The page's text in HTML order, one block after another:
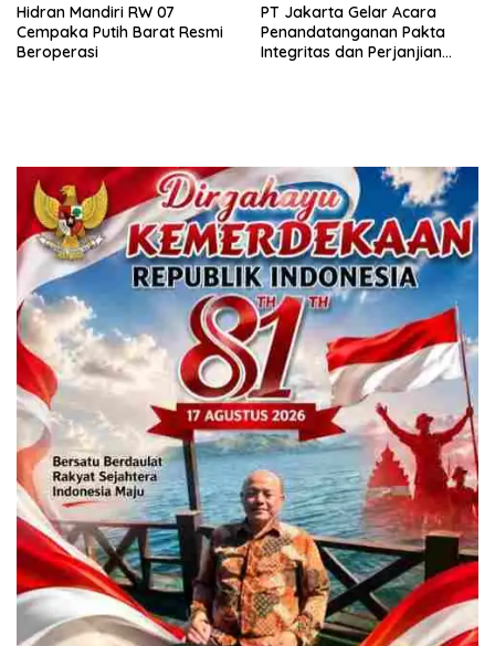
Hidran Mandiri RW 07
Cempaka Putih Barat Resmi
Beroperasi
PT Jakarta Gelar Acara
Penandatanganan Pakta
Integritas dan Perjanjian